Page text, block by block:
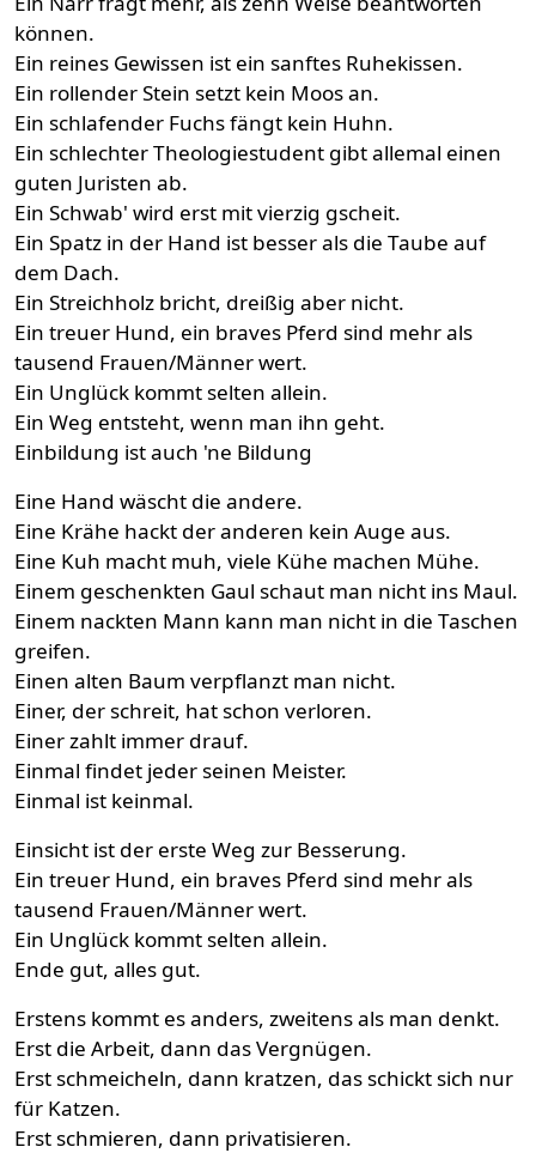
können.
Ein reines Gewissen ist ein sanftes Ruhekissen.
Ein rollender Stein setzt kein Moos an.
Ein schlafender Fuchs fängt kein Huhn.
Ein schlechter Theologiestudent gibt allemal einen
guten Juristen ab.
Ein Schwab' wird erst mit vierzig gscheit.
Ein Spatz in der Hand ist besser als die Taube auf
dem Dach.
Ein Streichholz bricht, dreißig aber nicht.
Ein treuer Hund, ein braves Pferd sind mehr als
tausend Frauen/Männer wert.
Ein Unglück kommt selten allein.
Ein Weg entsteht, wenn man ihn geht.
Einbildung ist auch 'ne Bildung
Eine Hand wäscht die andere.
Eine Krähe hackt der anderen kein Auge aus.
Eine Kuh macht muh, viele Kühe machen Mühe.
Einem geschenkten Gaul schaut man nicht ins Maul.
Einem nackten Mann kann man nicht in die Taschen
greifen.
Einen alten Baum verpflanzt man nicht.
Einer, der schreit, hat schon verloren.
Einer zahlt immer drauf.
Einmal findet jeder seinen Meister.
Einmal ist keinmal.
Einsicht ist der erste Weg zur Besserung.
Ein treuer Hund, ein braves Pferd sind mehr als
tausend Frauen/Männer wert.
Ein Unglück kommt selten allein.
Ende gut, alles gut.
Erstens kommt es anders, zweitens als man denkt.
Erst die Arbeit, dann das Vergnügen.
Erst schmeicheln, dann kratzen, das schickt sich nur
für Katzen.
Erst schmieren, dann privatisieren.